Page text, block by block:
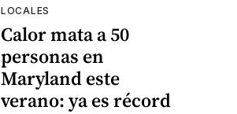
LOCALES
Calor mata a 50
personas en
Maryland este
verano: ya es récord